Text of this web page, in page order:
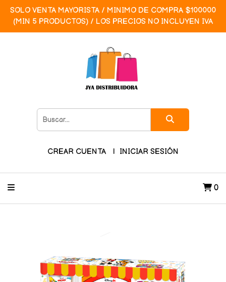
SOLO VENTA MAYORISTA / MINIMO DE COMPRA $100000
(MIN 5 PRODUCTOS) / LOS PRECIOS NO INCLUYEN IVA
CREAR CUENTA INICIAR SESIÓN
0